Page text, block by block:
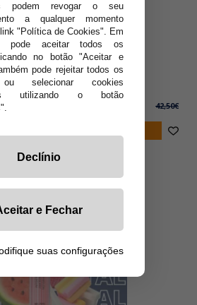
- 5 Unidades
42,50€
podem revogar o seu
a qualquer momento
"Política de Cookies". Em
pode aceitar todos os
no botão "Aceitar e
pode rejeitar todos os
selecionar cookies
utilizando o botão
Declínio
e Fechar
suas configurações